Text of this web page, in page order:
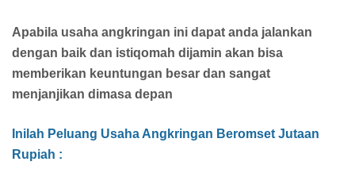
Apabila usaha angkringan ini dapat anda jalankan
dengan baik dan istiqomah dijamin akan bisa
memberikan keuntungan besar dan sangat
menjanjikan dimasa depan
Inilah Peluang Usaha Angkringan Beromset Jutaan
Rupiah :